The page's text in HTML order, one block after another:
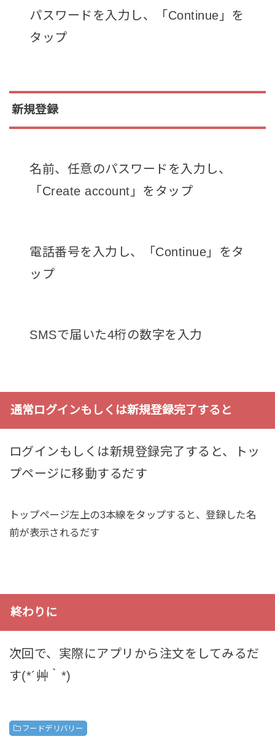
パスワードを入力し、「Continue」を
タップ
新規登録
名前、任意のパスワードを入力し、
「Create account」をタップ
電話番号を入力し、「Continue」をタ
ップ
SMSで届いた4桁の数字を入力
通常ログインもしくは新規登録完了すると
ログインもしくは新規登録完了すると、トッ
プページに移動するだす
トップページ左上の3本線をタップすると、登録した名
前が表示されるだす
終わりに
次回で、実際にアプリから注文をしてみるだ
す(*´艸｀*)
フードデリバリー